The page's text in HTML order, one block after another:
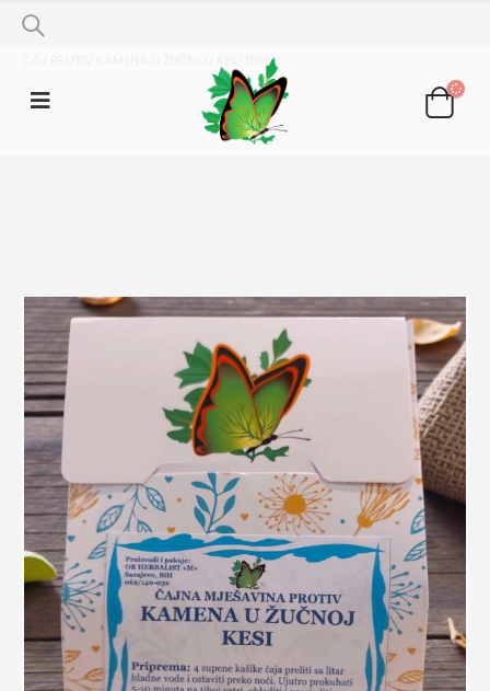
ČAJ PROTIV KAMENA U ŽUČNOJ KESI 100G